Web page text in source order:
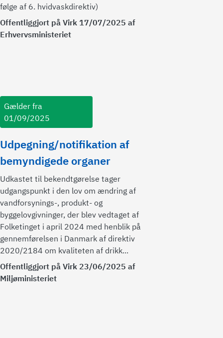
følge af 6. hvidvaskdirektiv)
Offentliggjort på Virk 17/07/2025 af
Erhvervsministeriet
Gælder fra
01/09/2025
Udpegning/notifikation af
bemyndigede organer
Udkastet til bekendtgørelse tager
udgangspunkt i den lov om ændring af
vandforsynings-, produkt- og
byggelovgivninger, der blev vedtaget af
Folketinget i april 2024 med henblik på
gennemførelsen i Danmark af direktiv
2020/2184 om kvaliteten af drikk...
Offentliggjort på Virk 23/06/2025 af
Miljøministeriet